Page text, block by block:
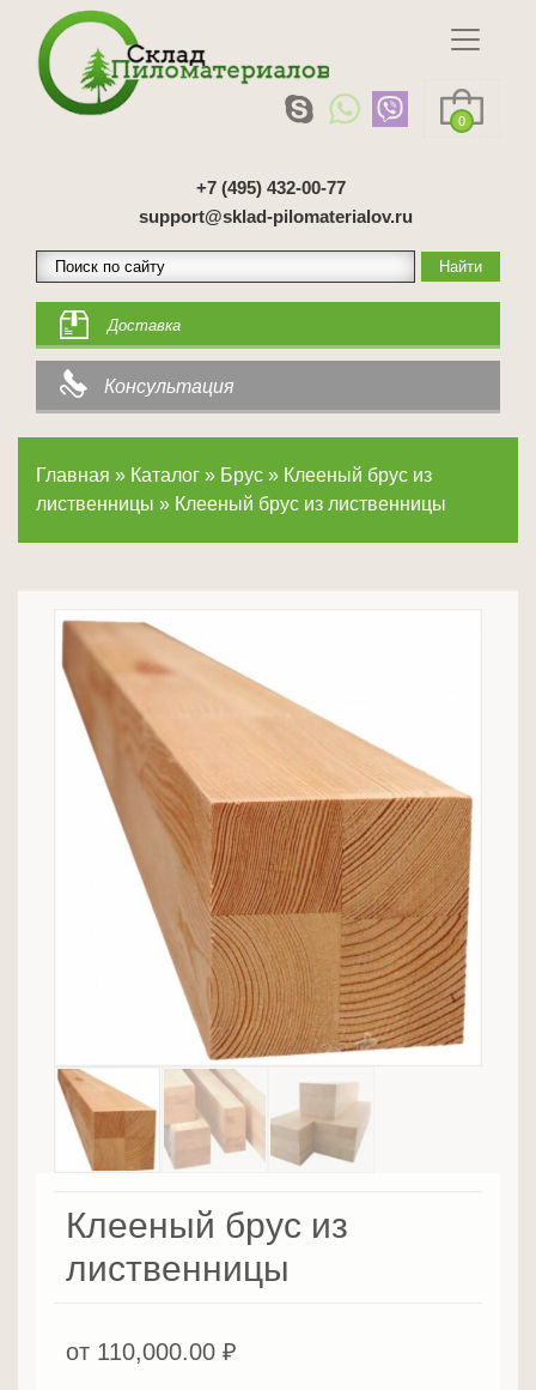
0
+7 (495) 432-00-77
support@sklad-pilomaterialov.ru
Доставка
Консультация
Главная » Каталог » Брус » Клееный брус из
лиственницы » Клееный брус из лиственницы
Клееный брус из
лиственницы
от 110,000.00 ₽